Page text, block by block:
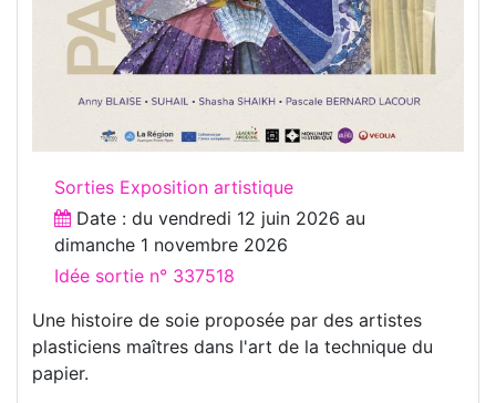
Sorties Exposition artistique
Date : du vendredi 12 juin 2026 au
dimanche 1 novembre 2026
Idée sortie n° 337518
Une histoire de soie proposée par des artistes
plasticiens maîtres dans l'art de la technique du
papier.